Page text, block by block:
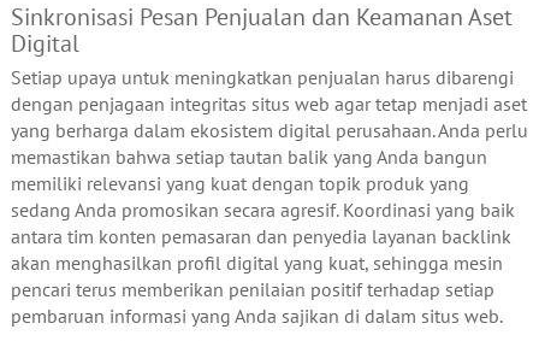
Sinkronisasi Pesan Penjualan dan Keamanan Aset
Digital
Setiap upaya untuk meningkatkan penjualan harus dibarengi
dengan penjagaan integritas situs web agar tetap menjadi aset
yang berharga dalam ekosistem digital perusahaan. Anda perlu
memastikan bahwa setiap tautan balik yang Anda bangun
memiliki relevansi yang kuat dengan topik produk yang
sedang Anda promosikan secara agresif. Koordinasi yang baik
antara tim konten pemasaran dan penyedia layanan backlink
akan menghasilkan profil digital yang kuat, sehingga mesin
pencari terus memberikan penilaian positif terhadap setiap
pembaruan informasi yang Anda sajikan di dalam situs web.